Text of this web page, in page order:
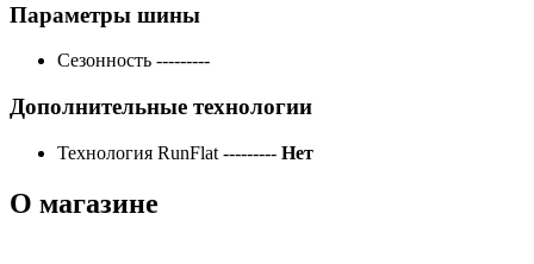
Параметры шины
Сезонность ---------
Дополнительные технологии
Технология RunFlat --------- Нет
О магазине